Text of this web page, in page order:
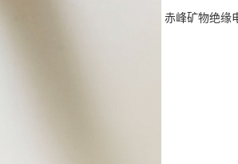
赤峰矿物绝缘